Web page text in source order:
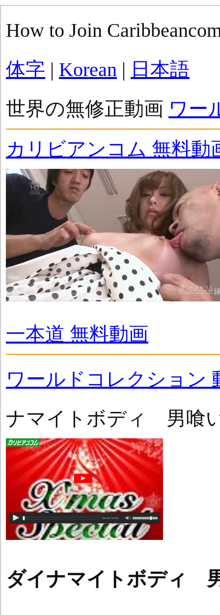
How to Join
体字 | Korean | 日本語
世界の無修正動画 ワー
カリビアンコム 無料動
一本道 無料動画
ワールドコレクション
ナマイトボディ 男喰
ダイナマイトボディ